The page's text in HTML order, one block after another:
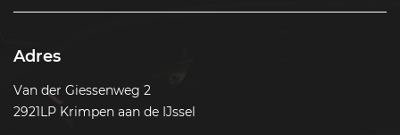
Adres
Van der Giessenweg 2
2921LP Krimpen aan de IJssel